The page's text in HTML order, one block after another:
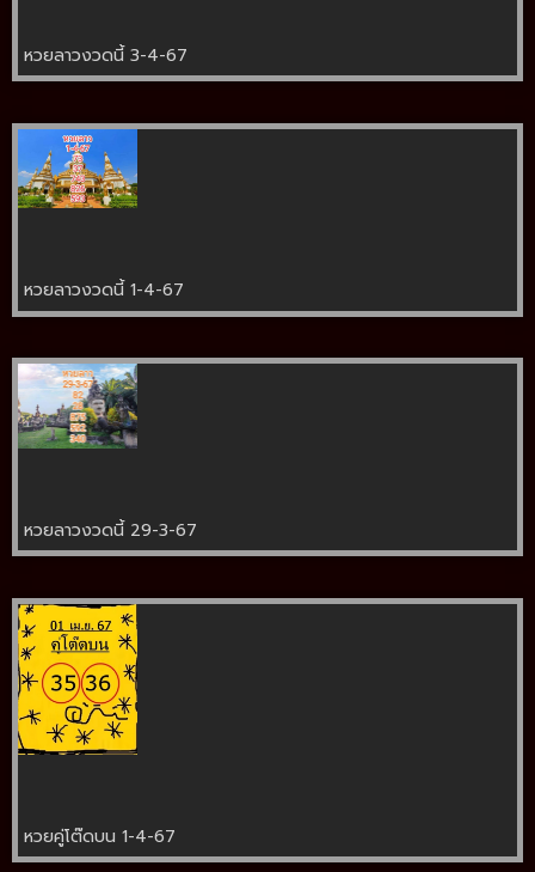
หวยลาวงวดนี้ 3-4-67
หวยลาวงวดนี้ 1-4-67
หวยลาวงวดนี้ 29-3-67
หวยคู่โต๊ดบน 1-4-67